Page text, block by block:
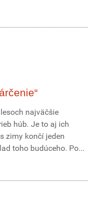
najväčšie
húb. Je to aj ich
zimy končí jeden
toho budúceho. Po...